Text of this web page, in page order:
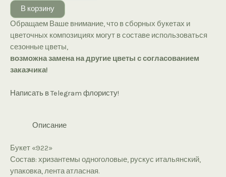
Букет
«922»
В корзину
Обращаем Ваше внимание, что в сборных букетах и
цветочных композициях могут в составе использоваться
сезонные цветы,
возможна замена на другие цветы с согласованием
заказчика!
Написать в Telegram флористу!
Описание
Букет «922»
Состав: хризантемы одноголовые, рускус итальянский,
упаковка, лента атласная.